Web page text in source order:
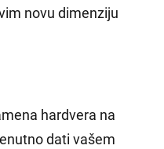
novu dimenziju
hardvera na
dati vašem